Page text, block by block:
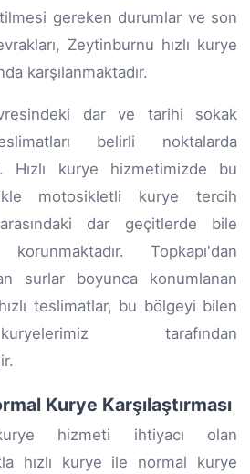
gereken durumlar ve son
Zeytinburnu hızlı kurye
karşılanmaktadır.
dar ve tarihi sokak
belirli noktalarda
Hızlı kurye hizmetimizde bu
motosikletli kurye tercih
dar geçitlerde bile
Topkapı'dan
surlar boyunca konumlanan
teslimatlar, bu bölgeyi bilen
tarafından
Kurye Karşılaştırması
hizmeti ihtiyacı olan
hızlı kurye ile normal kurye